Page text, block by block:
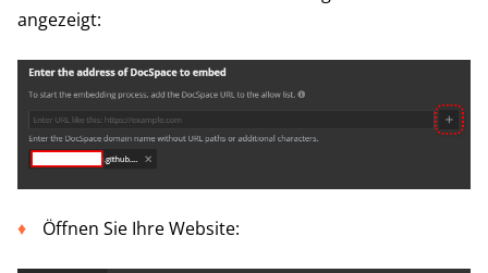
angezeigt:
Öffnen Sie Ihre Website: